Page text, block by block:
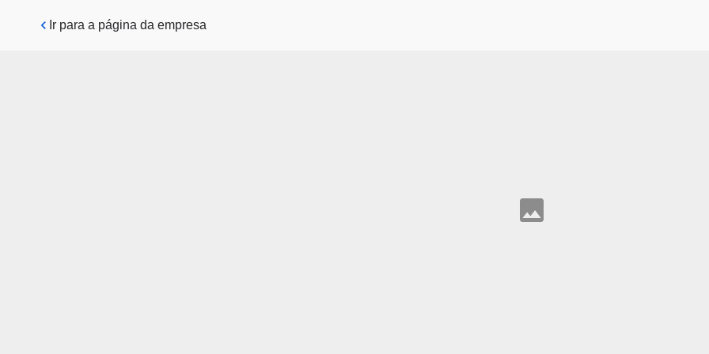
Pular para o conteúdo principal
Ir para a página da empresa